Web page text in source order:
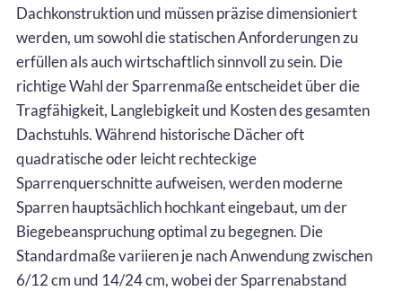
Dachkonstruktion und müssen präzise dimensioniert
werden, um sowohl die statischen Anforderungen zu
erfüllen als auch wirtschaftlich sinnvoll zu sein. Die
richtige Wahl der Sparrenmaße entscheidet über die
Tragfähigkeit, Langlebigkeit und Kosten des gesamten
Dachstuhls. Während historische Dächer oft
quadratische oder leicht rechteckige
Sparrenquerschnitte aufweisen, werden moderne
Sparren hauptsächlich hochkant eingebaut, um der
Biegebeanspruchung optimal zu begegnen. Die
Standardmaße variieren je nach Anwendung zwischen
6/12 cm und 14/24 cm, wobei der Sparrenabstand